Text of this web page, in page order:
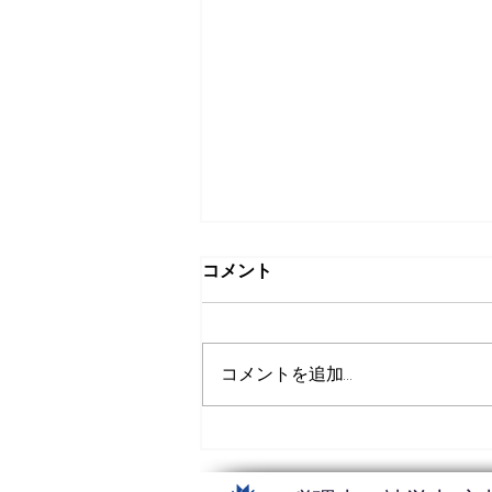
年末年始休業のお知らせ
平素は格別のお引き立てを賜
期間を年末年始休業とさせてい
ただきます。 【年末年始休業期
（水）～２０２２年１月４日
コメント
コメントを追加…